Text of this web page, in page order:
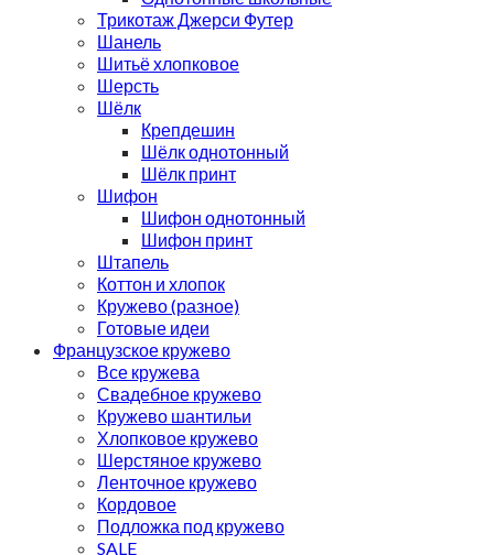
Трикотаж Джерси Футер
Шанель
Шитьё хлопковое
Шерсть
Шёлк
Крепдешин
Шёлк однотонный
Шёлк принт
Шифон
Шифон однотонный
Шифон принт
Штапель
Коттон и хлопок
Кружево (разное)
Готовые идеи
Французское кружево
Все кружева
Свадебное кружево
Кружево шантильи
Хлопковое кружево
Шерстяное кружево
Ленточное кружево
Кордовое
Подложка под кружево
SALE